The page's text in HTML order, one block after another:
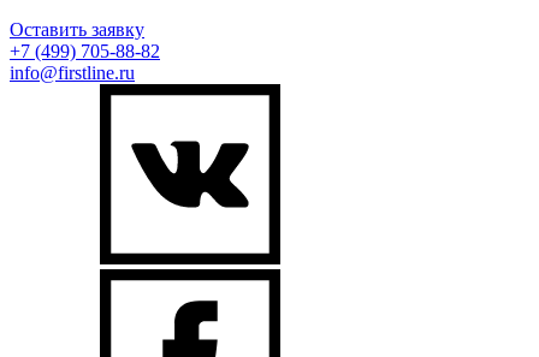
Оставить заявку
+7 (499) 705-88-82
info@firstline.ru